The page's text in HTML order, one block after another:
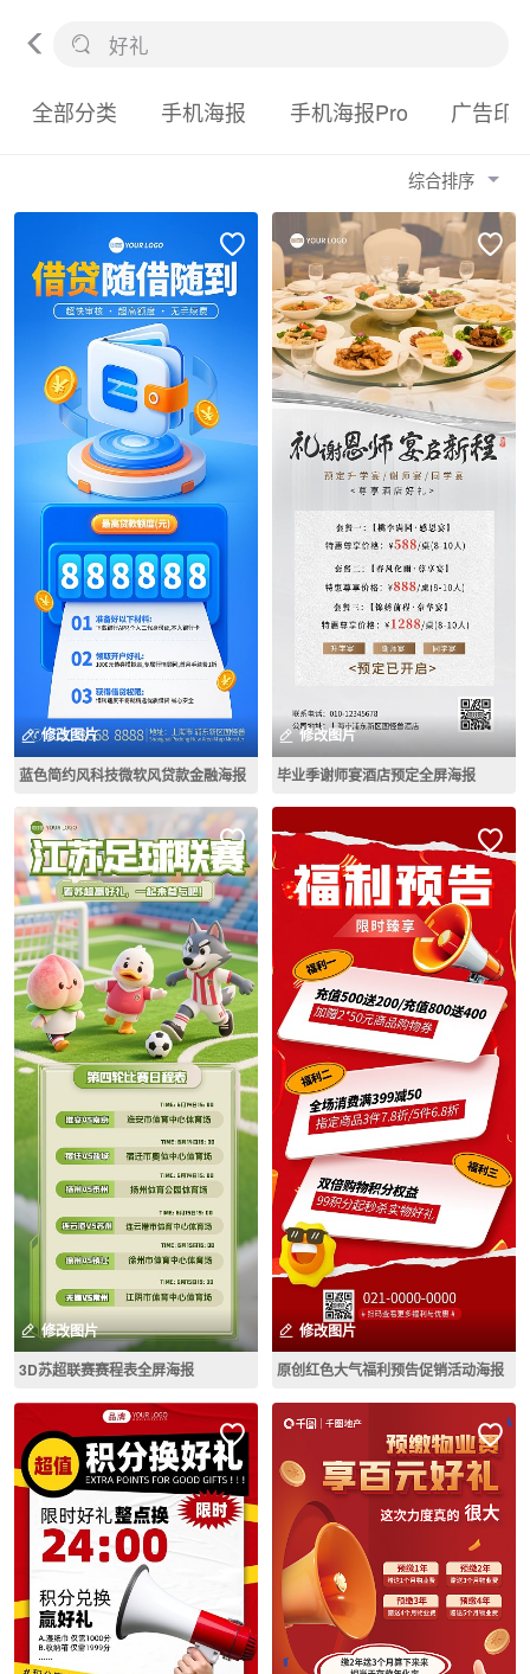
全部分类 手机海报 手机海报Pro 广告印
综合排序
修改图片
蓝色简约风科技微软风贷款金融海报
修改图片
3D苏超联赛赛程表全屏海报
修改图片
毕业季谢师宴酒店预定全屏海报
修改图片
原创红色大气福利预告促销活动海报